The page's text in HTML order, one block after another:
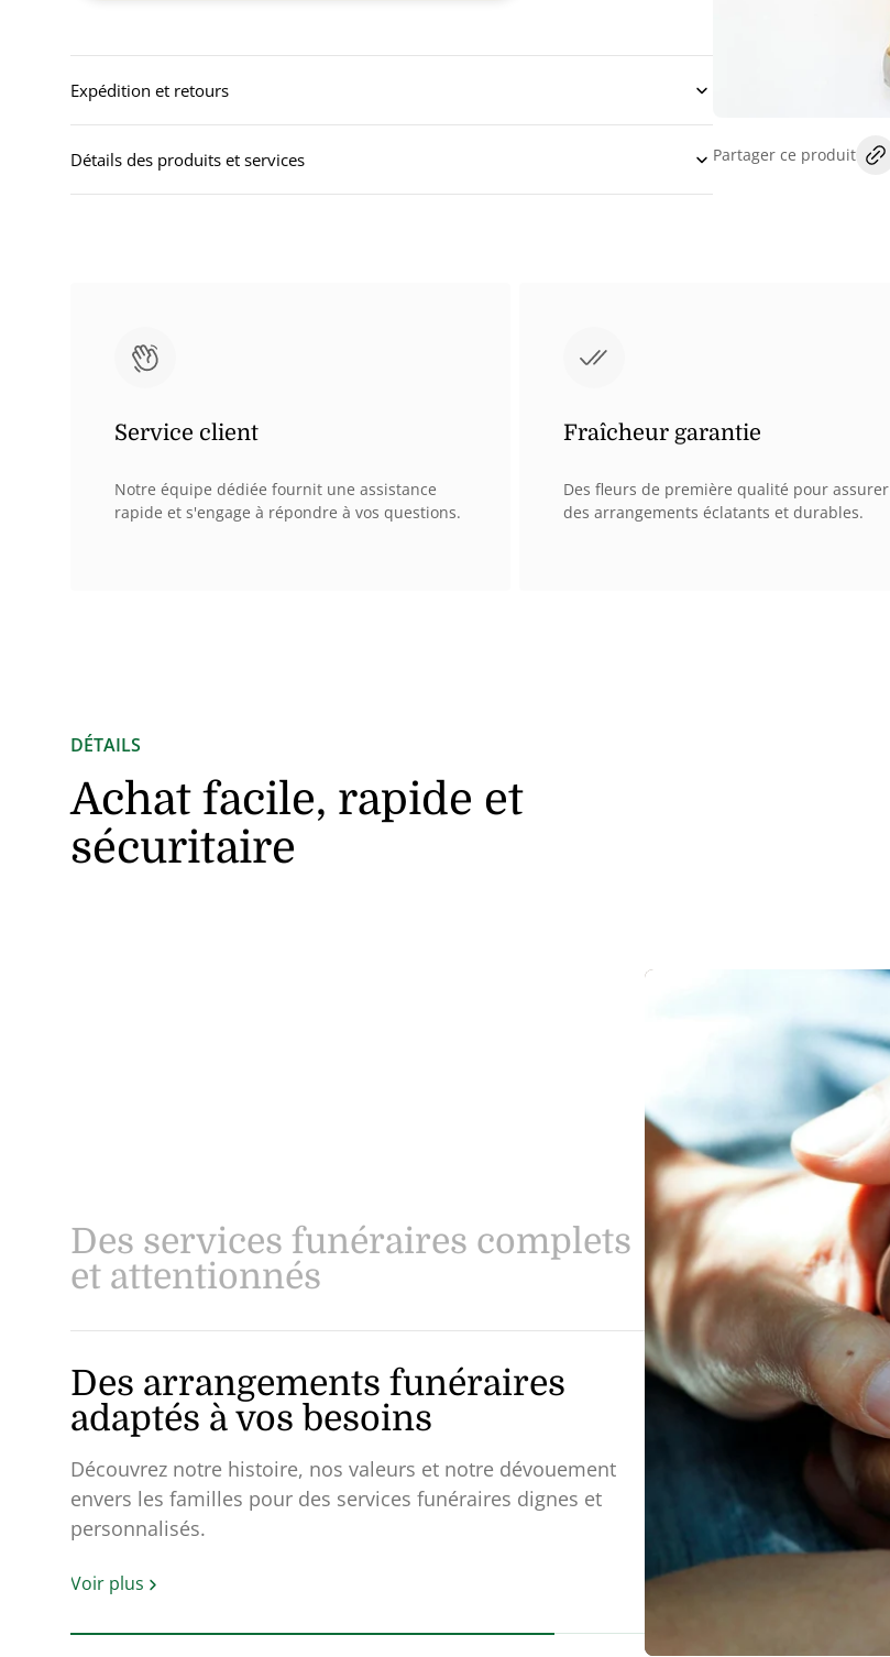
FAQ
Partager ce produit
Expédition et retours
Détails des produits et services
Service client
Notre équipe dédiée fournit une assistance
rapide et s'engage à répondre à vos questions.
Fraîcheur garantie
Des fleurs de première qualité pour assurer
des arrangements éclatants et durables.
DÉTAILS
Achat facile, rapide et
sécuritaire
Des services funéraires complets
et attentionnés
Des arrangements funéraires
adaptés à vos besoins
Découvrez notre histoire, nos valeurs et notre dévouement
envers les familles pour des services funéraires dignes et
personnalisés.
Voir plus